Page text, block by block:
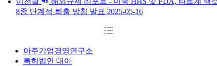
8종 단계적 퇴출 방침 발표 2025-05-16
아주기업경영연구소
특허법인 대아